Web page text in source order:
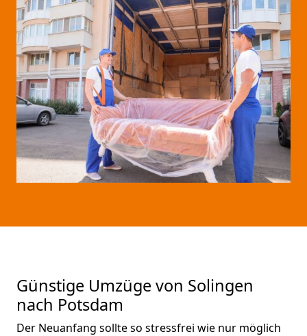
Günstige Umzüge von Solingen
nach Potsdam
Der Neuanfang sollte so stressfrei wie nur möglich